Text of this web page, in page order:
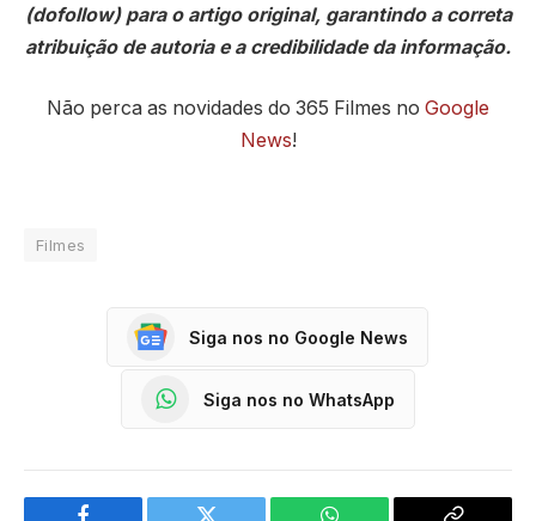
(dofollow) para o artigo original, garantindo a correta
atribuição de autoria e a credibilidade da informação.
Não perca as novidades do 365 Filmes no Google
News!
Filmes
Siga nos no Google News
Siga nos no WhatsApp